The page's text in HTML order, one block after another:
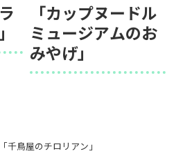
「カップヌードル
ミュージアムのお
みやげ」
「千鳥屋のチロリアン」